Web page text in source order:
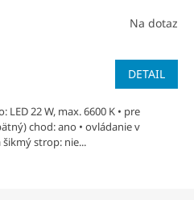
A
R
M
Na dotaz
DETAIL
22 W, max. 6600 K • pre
chod: ano • ovládanie v
strop: nie...